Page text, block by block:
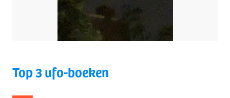
Top 3 ufo-boeken